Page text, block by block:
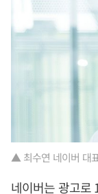
▲ 최수연 네이버 대
네이버는 광고로